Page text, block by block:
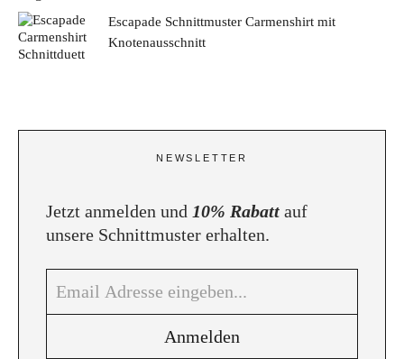
Escapade Schnittmuster Carmenshirt mit
Knotenausschnitt
NEWSLETTER
Jetzt anmelden und 10% Rabatt auf
unsere Schnittmuster erhalten.